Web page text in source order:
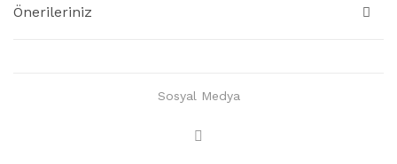
Önerileriniz
Sosyal Medya